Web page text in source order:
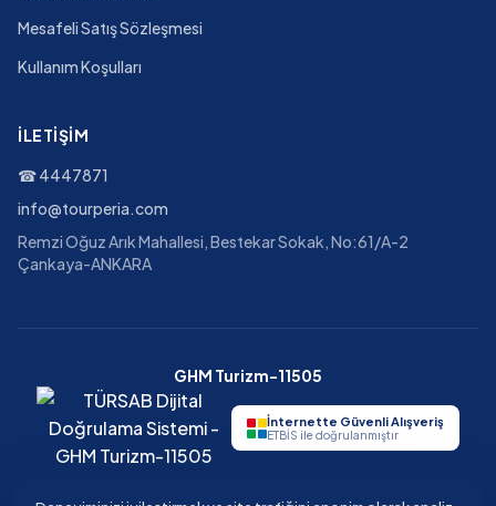
Mesafeli Satış Sözleşmesi
Kullanım Koşulları
İLETIŞIM
☎4447871
info@tourperia.com
Remzi Oğuz Arık Mahallesi, Bestekar Sokak, No:61/A-2
Çankaya-ANKARA
GHM Turizm-11505
İnternette Güvenli Alışveriş
ETBİS ile doğrulanmıştır